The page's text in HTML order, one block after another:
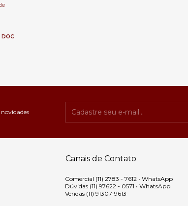
de
DOC
Canais de Contato
Comercial (11) 2783 - 7612 • WhatsApp
Dúvidas (11) 97622 - 0571 • WhatsApp
Vendas (11) 91307-9613